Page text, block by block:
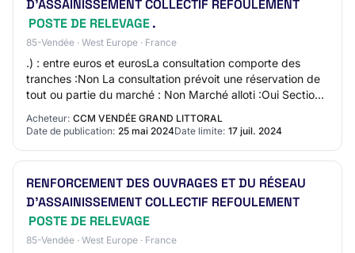
D'ASSAINISSEMENT COLLECTIF REFOULEMENT
POSTE DE RELEVAGE.
85-Vendée · West Europe · France
.) : entre euros et eurosLa consultation comporte des
tranches :Non La consultation prévoit une réservation de
tout ou partie du marché : Non Marché alloti :Oui Section
5 - Lots - Description du lot…
Acheteur: CCM VENDÉE GRAND LITTORAL
Date de publication: 25 mai 2024Date limite: 17 juil. 2024
RENFORCEMENT DES OUVRAGES ET DU RÉSEAU
D'ASSAINISSEMENT COLLECTIF REFOULEMENT
POSTE DE RELEVAGE
85-Vendée · West Europe · France